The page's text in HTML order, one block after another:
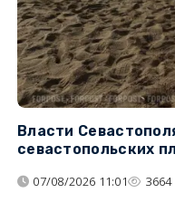
Власти
севастопольских
07/08/2026 11:01 3664